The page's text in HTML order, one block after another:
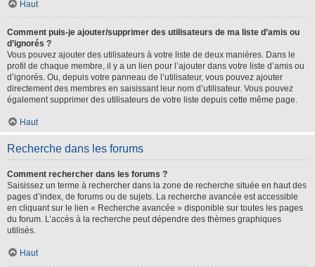
Haut
Comment puis-je ajouter/supprimer des utilisateurs de ma liste d’amis ou
d’ignorés ?
Vous pouvez ajouter des utilisateurs à votre liste de deux manières. Dans le
profil de chaque membre, il y a un lien pour l’ajouter dans votre liste d’amis ou
d’ignorés. Ou, depuis votre panneau de l’utilisateur, vous pouvez ajouter
directement des membres en saisissant leur nom d’utilisateur. Vous pouvez
également supprimer des utilisateurs de votre liste depuis cette même page.
Haut
Recherche dans les forums
Comment rechercher dans les forums ?
Saisissez un terme à rechercher dans la zone de recherche située en haut des
pages d’index, de forums ou de sujets. La recherche avancée est accessible
en cliquant sur le lien « Recherche avancée » disponible sur toutes les pages
du forum. L’accès à la recherche peut dépendre des thèmes graphiques
utilisés.
Haut